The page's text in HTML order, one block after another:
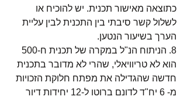
כתוצאה מאישור תכנית. יש להוכיח או
לשלול קשר סיבתי בין התכנית לבין עליית
הערך בשיעור הנטען.
הוא לא טריוויאלי, שהרי לא מדובר בתכנית
חדשה שהגדילה את מפתח חלוקת הזכויות
מ- 6 יח"ד לדונם ברוטו ל-12 יחידות דיור